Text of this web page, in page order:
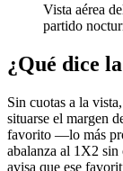
Vista aérea
partido
¿Qué dice
Sin cuotas a la
situarse el margen
favorito —lo más
abalanza al 1X2 sin
avisa que ese